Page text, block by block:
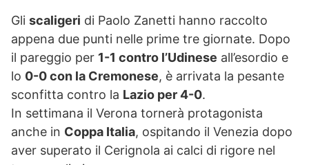
Gli scaligeri di Paolo Zanetti hanno raccolto
appena due punti nelle prime tre giornate. Dopo
il pareggio per 1-1 contro l’Udinese all’esordio e
lo 0-0 con la Cremonese, è arrivata la pesante
sconfitta contro la Lazio per 4-0.
In settimana il Verona tornerà protagonista
anche in Coppa Italia, ospitando il Venezia dopo
aver superato il Cerignola ai calci di rigore nel